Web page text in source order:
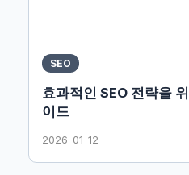
SEO
효과적인 SEO 전략을
이드
2026-01-12